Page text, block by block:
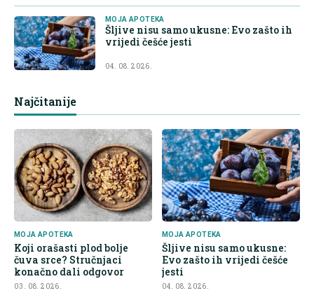
MOJA APOTEKA
Šljive nisu samo ukusne: Evo zašto ih
vrijedi češće jesti
04. 08. 2026.
Najčitanije
MOJA APOTEKA
Koji orašasti plod bolje
čuva srce? Stručnjaci
konačno dali odgovor
03. 08. 2026.
MOJA APOTEKA
Šljive nisu samo ukusne:
Evo zašto ih vrijedi češće
jesti
04. 08. 2026.